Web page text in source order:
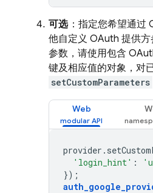
可选：指定您希望通过
他自定义 OAuth 提供
参数，请使用包含
键及相应值的对象，对
setCustomParameters
Web
provider .
'login_hint' :
});